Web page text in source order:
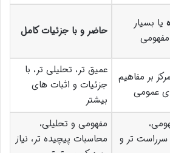
یا بسیار
حاضر و با جزئیات کامل
بر مفاهیم
عمومی
عمیق تر، تحلیلی تر، با
جزئیات و اثبات های
بیشتر
تر و
مفهومی و تحلیلی،
محاسبات پیچیده تر، نیاز